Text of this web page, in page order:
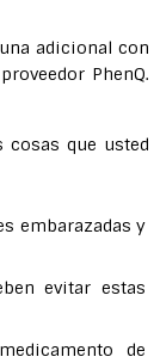
adicional con
PhenQ.
cosas que usted
embarazadas y
evitar estas
de